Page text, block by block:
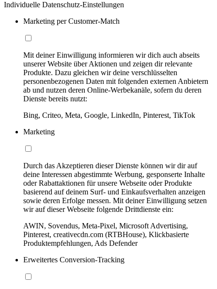
Individuelle Datenschutz-Einstellungen
Marketing per Customer-Match
Mit deiner Einwilligung informieren wir dich auch abseits
unserer Website über Aktionen und zeigen dir relevante
Produkte. Dazu gleichen wir deine verschlüsselten
personenbezogenen Daten mit folgenden externen Anbietern
ab und nutzen deren Online-Werbekanäle, sofern du deren
Dienste bereits nutzt:
Bing, Criteo, Meta, Google, LinkedIn, Pinterest, TikTok
Marketing
Durch das Akzeptieren dieser Dienste können wir dir auf
deine Interessen abgestimmte Werbung, gesponserte Inhalte
oder Rabattaktionen für unsere Webseite oder Produkte
basierend auf deinem Surf- und Einkaufsverhalten anzeigen
sowie deren Erfolge messen. Mit deiner Einwilligung setzen
wir auf dieser Webseite folgende Drittdienste ein:
AWIN, Sovendus, Meta-Pixel, Microsoft Advertising,
Pinterest, creativecdn.com (RTBHouse), Klickbasierte
Produktempfehlungen, Ads Defender
Erweitertes Conversion-Tracking